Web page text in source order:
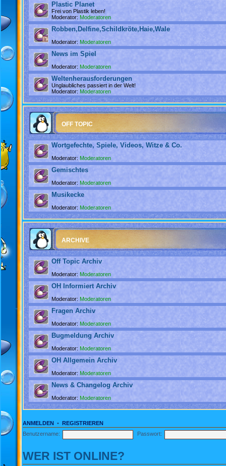
Plastic Planet
Frei von Plastik leben!
Moderator: Moderatoren
Robben,Delfine,Schildkröte,Haie,Wale
Moderator: Moderatoren
News im Spiel
Moderator: Moderatoren
Weltenherausforderungen
Unglaubliches passiert in der Welt!
Moderator: Moderatoren
OFF TOPIC
Wortgefechte, Spiele, Videos, Witze & Co.
Moderator: Moderatoren
Gemischtes
Moderator: Moderatoren
Musikecke
Moderator: Moderatoren
ARCHIVE
Off Topic Archiv
Moderator: Moderatoren
OH Informiert Archiv
Moderator: Moderatoren
Fragen Archiv
Moderator: Moderatoren
Bugmeldung Archiv
Moderator: Moderatoren
OH Allgemein Archiv
Moderator: Moderatoren
News & Changelog Archiv
Moderator: Moderatoren
ANMELDEN • REGISTRIEREN
Benutzername:
Passwort:
WER IST ONLINE?